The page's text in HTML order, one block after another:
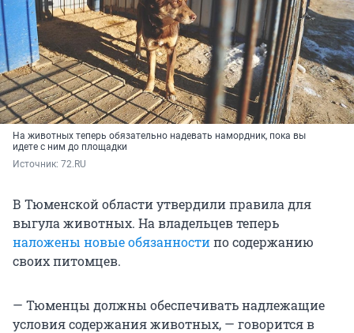
На животных теперь обязательно надевать намордник, пока вы
идете с ним до площадки
Источник: 72.RU
В Тюменской области утвердили правила для
выгула животных. На владельцев теперь
наложены новые обязанностипо содержанию
своих питомцев.
— Тюменцы должны обеспечивать надлежащие
условия содержания животных, — говорится в